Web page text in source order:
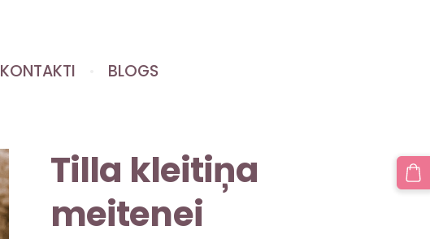
KONTAKTI BLOGS
Tilla kleitiņa
meitenei